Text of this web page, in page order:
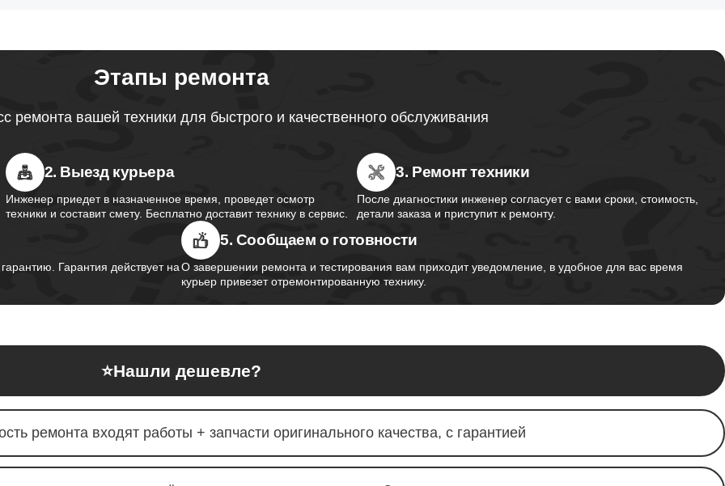
Этапы ремонта
ремонта вашей техники для быстрого и качественного обслуживания
2. Выезд курьера
Инженер приедет в назначенное время, проведет осмотр
техники и составит смету. Бесплатно доставит технику в сервис.
3. Ремонт техники
После диагностики инженер согласует с вами сроки, стоимость,
детали заказа и приступит к ремонту.
Гарантия действует на
5. Сообщаем о готовности
О завершении ремонта и тестирования вам приходит уведомление, в удобное для вас время
курьер привезет отремонтированную технику.
⭐Нашли дешевле?
ремонта входят работы + запчасти оригинального качества, с гарантией